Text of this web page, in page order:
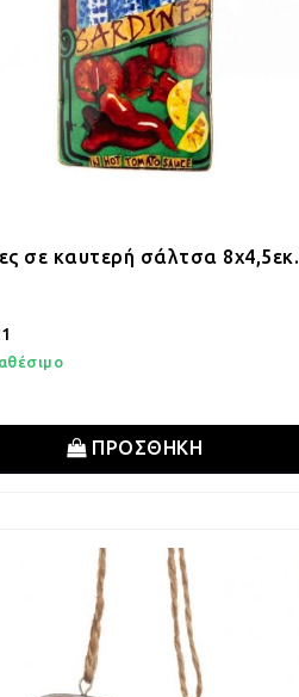
σε καυτερή σάλτσα 8x4,5εκ.
ΠΡΟΣΘΗΚΗ